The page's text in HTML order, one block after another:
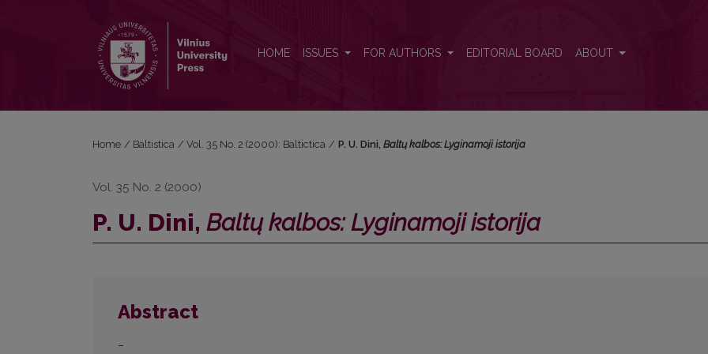
HOME ISSUES FOR AUTHORS EDITORIAL BOARD ABOUT
Home / Baltistica / Vol. 35 No. 2 (2000): Baltictica / P. U. Dini, Baltų kalbos: Lyginamoji istorija
Vol. 35 No. 2 (2000)
P. U. Dini, Baltų kalbos: Lyginamoji istorija
Abstract
–